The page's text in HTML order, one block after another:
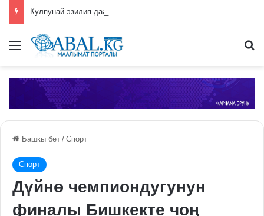
Меню
Башкы бет / Спорт
Спорт
Дүйнө чемпиондугунун
финалы Бишкекте чоң